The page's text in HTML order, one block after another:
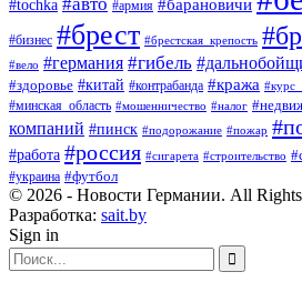
#tochka #армия #барановичи
#бизнес #брест #брестская_крепость
#вело #германия #гибель
#здоровье #китай #контрабанда #кража
#минская_область #мошенничество #налог
компаний #пинск #подорожание #пожар
#работа #россия #сигарета #строительство
#украина #футбол
© 2026 - Новости Германии. All Rights
Разработка: sait.by
Sign in